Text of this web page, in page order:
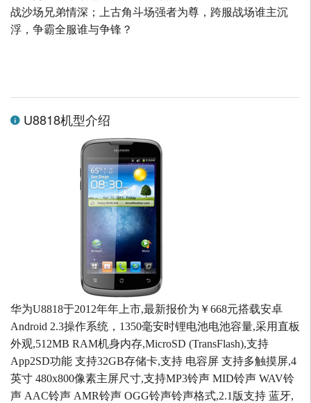
战沙场兄弟情深；上古角斗场强者为尊，跨服战场谁主沉
浮，争霸全服谁与争锋？
U8818机型介绍
华为U8818于2012年年上市,最新报价为￥668元搭载安卓
Android 2.3操作系统，1350毫安时锂电池电池容量,采用直板
外观,512MB RAM机身内存,MicroSD (TransFlash),支持
App2SD功能 支持32GB存储卡,支持 电容屏 支持多触摸屏,4
英寸 480x800像素主屏尺寸,支持MP3铃声 MID铃声 WAV铃
声 AAC铃声 AMR铃声 OGG铃声铃声格式,2.1版支持 蓝牙,